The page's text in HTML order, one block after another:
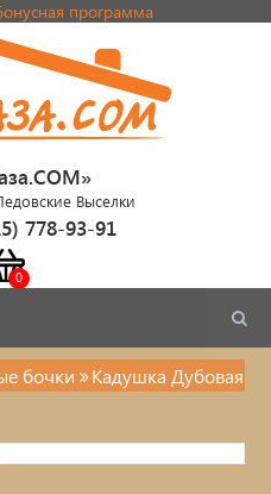
программа
Выселки
778-93-91
бочки Кадушка Дубовая